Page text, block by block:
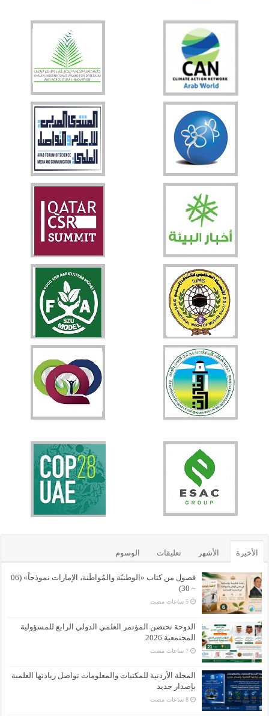
الأخيرة الأشهر تعليقات الوسوم
فصول من كتاب «الوطنيّة والمُواطَنة، الإمارات نموذجاً» (06
– 30)
‏5 ساعات مضت
الدوحة تحتضن المؤتمر العلمي الدولي الرابع للمسؤولية
المجتمعية 2026
‏7 ساعات مضت
المجلة الأردنية للمكتبات والمعلومات تواصل ريادتها العلمية
بإصدار جديد
‏8 ساعات مضت